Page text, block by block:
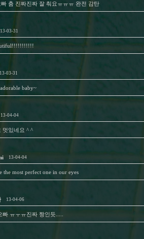
빠 춤 진짜진짜 잘 춰요ㅠㅠㅠ 완전 감탄
13-03-31
13-03-31
baby~
13-04-04
멋있네요 ^ ^
13-04-04
the most perfect one in our eyes
13-04-06
빠 ㅠㅜㅠ진짜 짱인듯.....